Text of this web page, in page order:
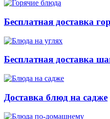
Бесплатная доставка
Бесплатная доставка
Доставка блюд на садже